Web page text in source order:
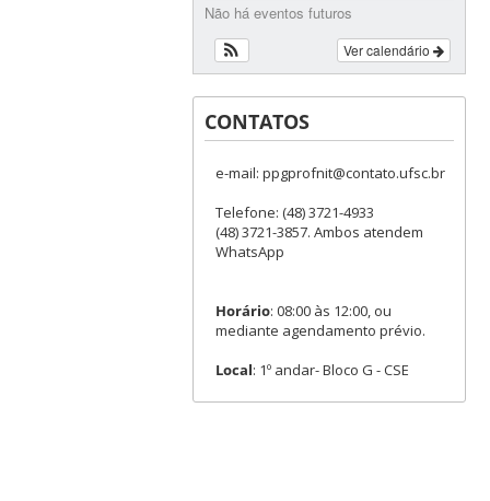
Não há eventos futuros
Ver calendário
CONTATOS
e-mail: ppgprofnit@contato.ufsc.br
Telefone: (48) 3721-4933
(48) 3721-3857. Ambos atendem
WhatsApp
Horário: 08:00 às 12:00, ou
mediante agendamento prévio.
Local: 1º andar- Bloco G - CSE